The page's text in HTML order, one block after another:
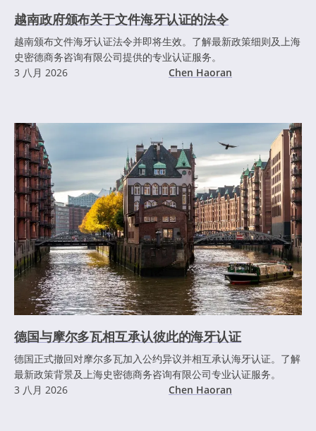
越南政府颁布关于文件海牙认证的法令
越南颁布文件海牙认证法令并即将生效。了解最新政策细则及上海
史密德商务咨询有限公司提供的专业认证服务。
3 八月 2026
Chen Haoran
德国与摩尔多瓦相互承认彼此的海牙认证
德国正式撤回对摩尔多瓦加入公约异议并相互承认海牙认证。了解
最新政策背景及上海史密德商务咨询有限公司专业认证服务。
3 八月 2026
Chen Haoran